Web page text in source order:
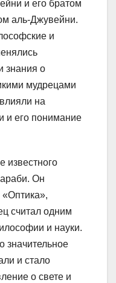
и его братом
аль-Джувейни.
и
знания о
мудрецами
на
и его понимание
известного
Он
«Оптика»,
считал одним
и науки.
значительное
и стало
о свете и